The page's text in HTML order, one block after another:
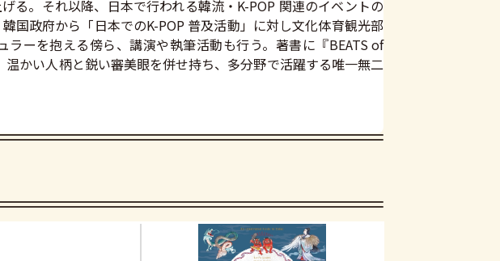
る。それ以降、日本で行われる韓流・K-POP 関連のイベントの
国政府から「日本でのK-POP 普及活動」に対し文化体育観光部
ーを抱える傍ら、講演や執筆活動も行う。著書に『BEATS of
かい人柄と鋭い審美眼を併せ持ち、多分野で活躍する唯一無二